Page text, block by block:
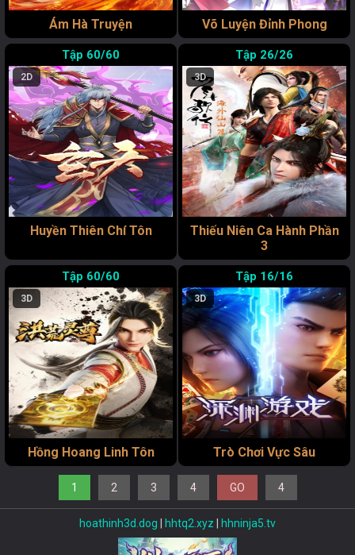
Ám Hà Truyện Võ Luyện Đỉnh Phong
60/60
2D
Huyền Thiên Chí Tôn
26/26
3D
Thiếu Niên Ca Hành Phần
3
60/60
3D
Hồng Hoang Linh Tôn
16/16
3D
Trò Chơi Vực Sâu
1 2 3 4 GO 4
hoathinh3d.dog hhtq2.xyz hhninja5.tv